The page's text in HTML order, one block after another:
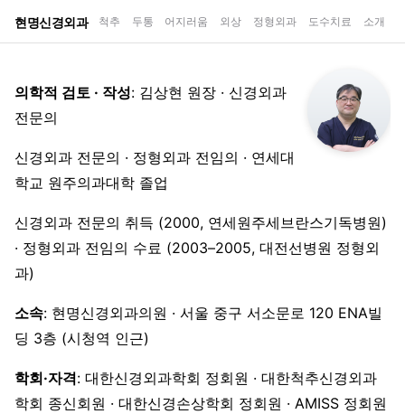
현명신경외과 척추 두통 어지러움 외상 정형외과 도수치료 소개
의학적 검토 · 작성: 김상현 원장 · 신경외과
전문의
신경외과 전문의 · 정형외과 전임의 · 연세대
학교 원주의과대학 졸업
신경외과 전문의 취득 (2000, 연세원주세브란스기독병원)
· 정형외과 전임의 수료 (2003–2005, 대전선병원 정형외
과)
소속: 현명신경외과의원 · 서울 중구 서소문로 120 ENA빌
딩 3층 (시청역 인근)
학회·자격: 대한신경외과학회 정회원 · 대한척추신경외과
학회 종신회원 · 대한신경손상학회 정회원 · AMISS 정회원